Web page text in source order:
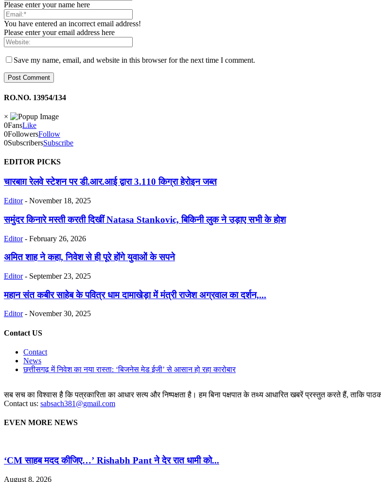
Please enter your name here
You have entered an incorrect email address!
Please enter your email address here
Save my name, email, and website in this browser for the next time I comment.
RO.NO. 13954/134
×
0FansLike
0FollowersFollow
0SubscribersSubscribe
EDITOR PICKS
चारबाग़ रेलवे स्टेशन पर डी.आर.आई द्वारा 3.110 किग्रा हेरोइन जब्त
Editor - November 18, 2025
समुंदर किनारे मस्ती करती दिखीं Natasa Stankovic, बिकिनी लुक ने उड़ाए सभी के होश
Editor - February 26, 2026
अमित शाह ने कहा, निवेश से ही पूरे होंगे युवाओं के सपने
Editor - September 23, 2025
महान संत कबीर साहेब के पवित्र धाम दामाखेड़ा में मंत्री राजेश अग्रवाल का दर्शन,...
Editor - November 30, 2025
Contact US
Contact
News
छत्तीसगढ़ में निवेश का नया रास्ता: ‘बिजनेस मेड ईजी’ से आसान हो रहा कारोबार
सब सच का विश्वास है कि पत्रकारिता का आधार सत्य और निष्पक्षता है। हम बिना पक्षपात के तथ्य आधारित खबरें प्रस्तुत करते हैं, ताकि
Contact us: sabsach381@gmail.com
EVEN MORE NEWS
‘CM साहब मदद कीजिए…’ Rishabh Pant ने देर रात धामी को...
August 8, 2026